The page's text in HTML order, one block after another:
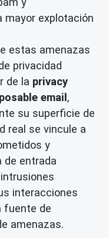
mayor explotación
estas amenazas
privacidad
de la privacy
email,
su superficie de
real se vincule a
y
de entrada
interacciones
fuente de
amenazas.